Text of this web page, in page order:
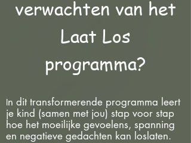
verwachten van het
Laat Los
programma?
In dit transformerende programma leert
je kind (samen met jou) stap voor stap
hoe het moeilijke gevoelens, spanning
en negatieve gedachten kan loslaten.